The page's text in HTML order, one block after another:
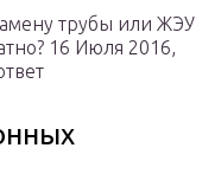
трубы или ЖЭУ
16 Июля 2016,